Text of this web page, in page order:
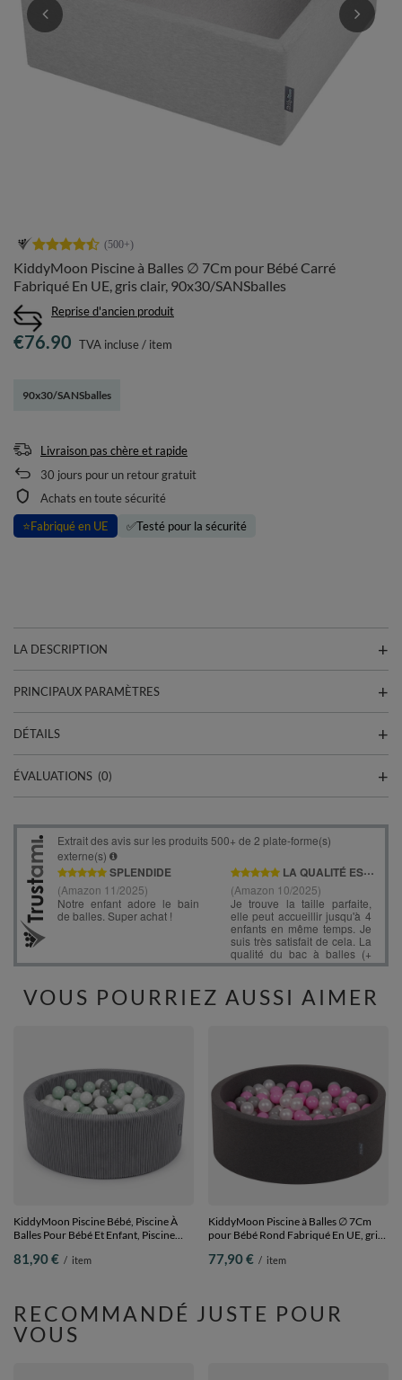
KiddyMoon Piscine à Balles ∅ 7Cm pour Bébé Carré
Fabriqué En UE, gris clair, 90x30/SANSballes
Reprise d'ancien produit
90x30/SANSballes
€76.90 TVA incluse/ item
Livraison pas chère et rapide
30 jours pour un retour gratuit
Achats en toute sécurité
⭐Fabriqué en UE ✅Testé pour la sécurité
LA DESCRIPTION
PRINCIPAUX PARAMÈTRES
DÉTAILS
ÉVALUATIONS (0)
VOUS POURRIEZ AUSSI AIMER
KiddyMoon Piscine Bébé, Piscine À
Balles Pour Bébé Et Enfant, Piscine
Côtelée Lavable, Gris foncé:
81,90 € / item
KiddyMoon Piscine à Balles ∅ 7Cm
pour Bébé Rond Fabriqué En UE, gris
77,90 € / item
RECOMMANDÉ JUSTE POUR
VOUS